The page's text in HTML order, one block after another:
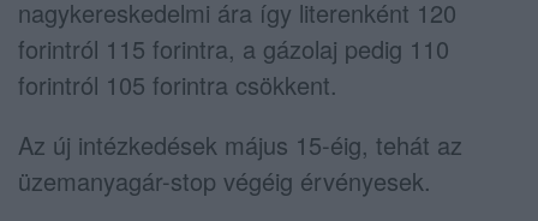
nagykereskedelmi ára így literenként 120
forintról 115 forintra, a gázolaj pedig 110
forintról 105 forintra csökkent.
Az új intézkedések május 15-éig, tehát az
üzemanyagár-stop végéig érvényesek.